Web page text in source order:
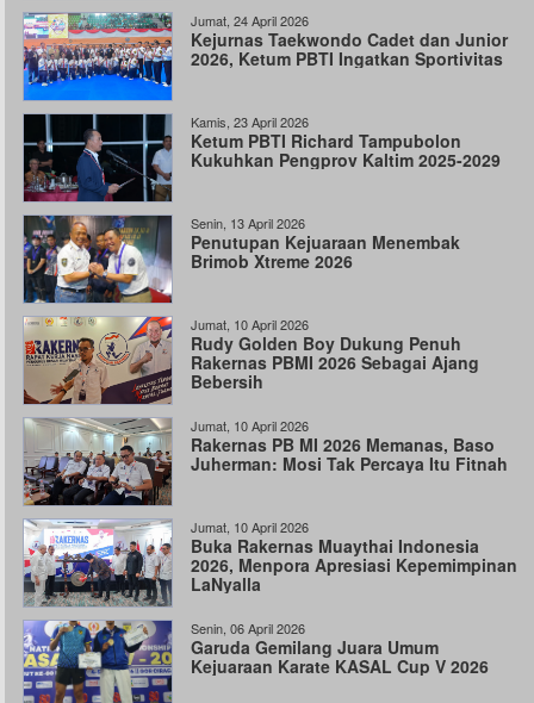
Jumat, 24 April 2026
Kejurnas Taekwondo Cadet dan Junior
2026, Ketum PBTI Ingatkan Sportivitas
Kamis, 23 April 2026
Ketum PBTI Richard Tampubolon
Kukuhkan Pengprov Kaltim 2025-2029
Senin, 13 April 2026
Penutupan Kejuaraan Menembak
Brimob Xtreme 2026
Jumat, 10 April 2026
Rudy Golden Boy Dukung Penuh
Rakernas PBMI 2026 Sebagai Ajang
Bebersih
Jumat, 10 April 2026
Rakernas PB MI 2026 Memanas, Baso
Juherman: Mosi Tak Percaya Itu Fitnah
Jumat, 10 April 2026
Buka Rakernas Muaythai Indonesia
2026, Menpora Apresiasi Kepemimpinan
LaNyalla
Senin, 06 April 2026
Garuda Gemilang Juara Umum
Kejuaraan Karate KASAL Cup V 2026